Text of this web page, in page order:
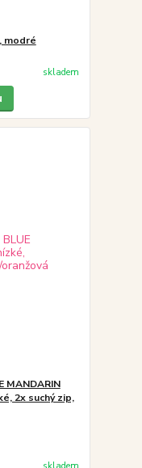
modré
skladem
MANDARIN
2x suchý zip,